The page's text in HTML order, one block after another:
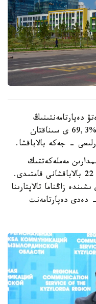
دەپارتامەنتىنىڭ
مالىمەتىنە سۇيەنسەك، 9 ۇيىم نەمەسە %69,3 ى سىناقتان
- جەكە بالاباقشا.
مەملەكەتتىك
اتتەستاتتاۋ جاڭا فورماتتا ءجۇردى. ول 22 بالاباقشانى قامتىدى.
انىقتالعان كەمشىلىكتەردى 3 اي ىشىندە زاڭناما تالاپتارىنا
دەدى دەپارتامەنت